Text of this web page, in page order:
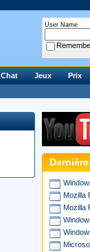
Chat Jeux
Prix
User Name
Mozilla
Mozilla